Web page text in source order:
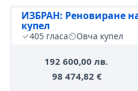
ИЗБРАН: Реновиране
купел
405 гласа Овча купел
192 600,00 лв.
98 474,82 €